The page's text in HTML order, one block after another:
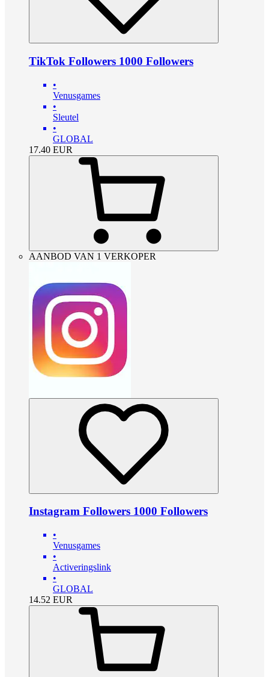
TikTok Followers 1000 Followers
•
Venusgames
•
Sleutel
•
GLOBAL
17.40 EUR
AANBOD VAN 1 VERKOPER
Instagram Followers 1000 Followers
•
Venusgames
•
Activeringslink
•
GLOBAL
14.52 EUR